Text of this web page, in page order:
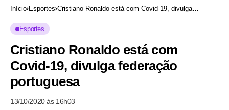
Início Esportes Cristiano Ronaldo está com Covid-19, divulga
Esportes
Cristiano Ronaldo está com
Covid-19, divulga federação
portuguesa
13/10/2020 às 16h03